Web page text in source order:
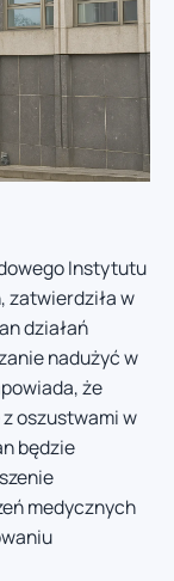
Instytutu
zatwierdziła w
działań
nadużyć w
że
oszustwami w
będzie
medycznych